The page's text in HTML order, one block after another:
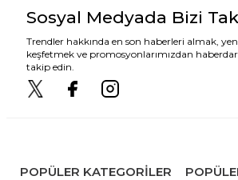
Sosyal Medyada Bizi
Trendler hakkında en son haberleri almak,
keşfetmek ve promosyonlarımızdan
takip edin.
POPÜLER KATEGORILER